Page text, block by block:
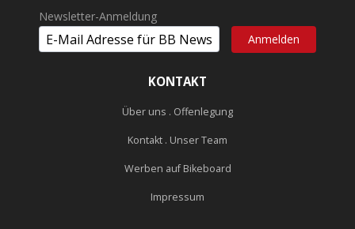
Newsletter-Anmeldung
KONTAKT
Über uns . Offenlegung
Kontakt . Unser Team
Werben auf Bikeboard
Impressum